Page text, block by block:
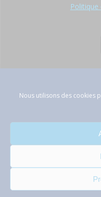
Nous utilisons des cookies
© 2026 ATEP.